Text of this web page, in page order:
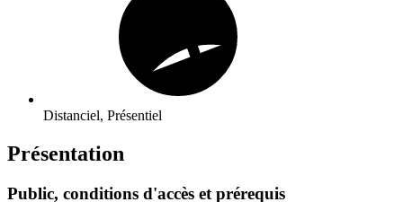
Distanciel, Présentiel
Présentation
Public, conditions d'accès et prérequis